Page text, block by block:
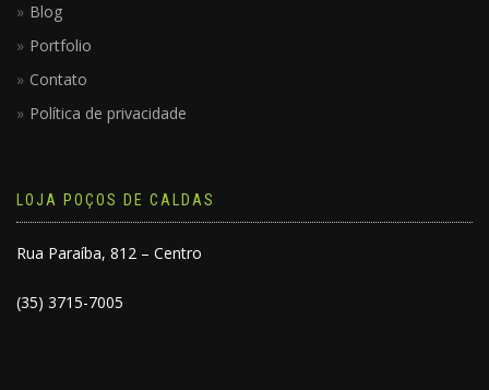
Blog
Portfolio
Contato
Política de privacidade
LOJA POÇOS DE CALDAS
Rua Paraíba, 812 – Centro
(35) 3715-7005